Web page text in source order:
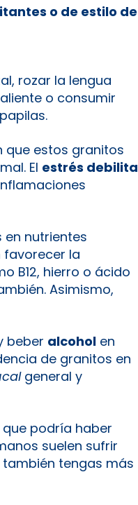
o de estilo de
rozar la lengua
o consumir
que estos granitos
El estrés debilita
en nutrientes
favorecer la
B12, hierro o ácido
Asimismo,
beber alcoholen
de granitos en
general y
podría haber
suelen sufrir
tengas más